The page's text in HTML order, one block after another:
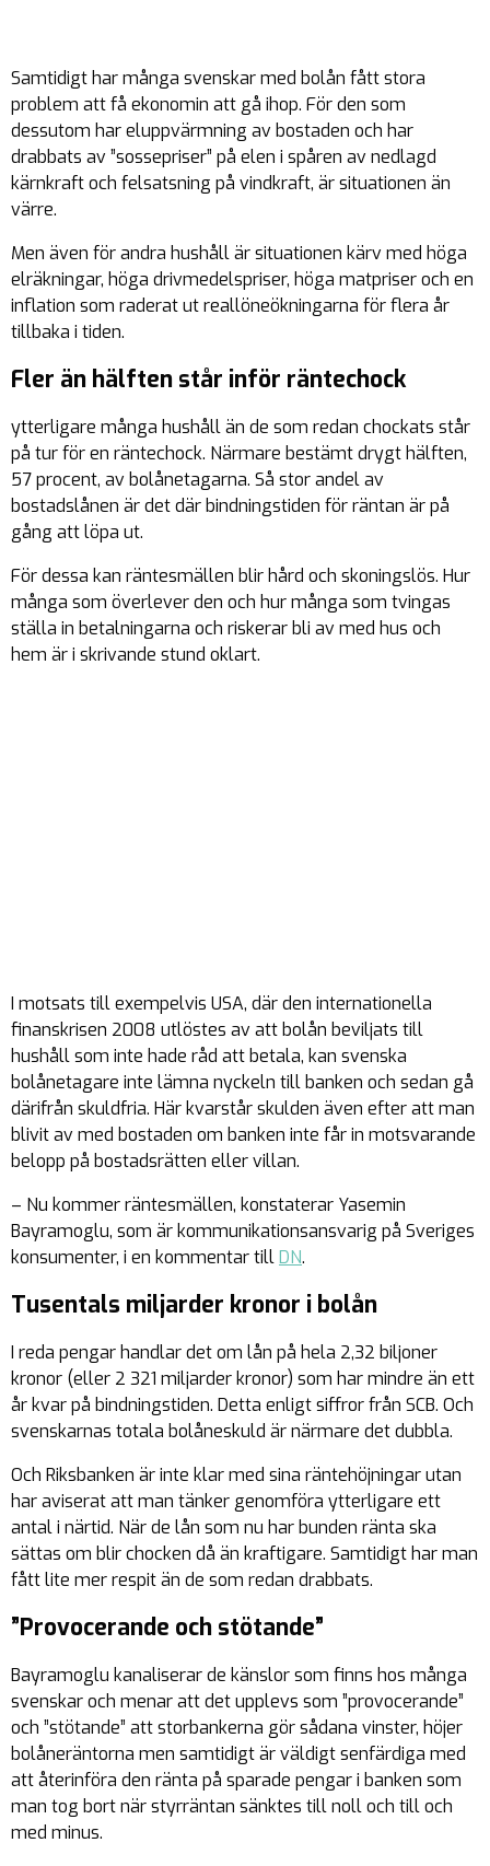
Samtidigt har många svenskar med bolån fått stora
problem att få ekonomin att gå ihop. För den som
dessutom har eluppvärmning av bostaden och har
drabbats av ”sossepriser” på elen i spåren av nedlagd
kärnkraft och felsatsning på vindkraft, är situationen än
värre.
Men även för andra hushåll är situationen kärv med höga
elräkningar, höga drivmedelspriser, höga matpriser och en
inflation som raderat ut reallöneökningarna för flera år
tillbaka i tiden.
Fler än hälften står inför räntechock
ytterligare många hushåll än de som redan chockats står
på tur för en räntechock. Närmare bestämt drygt hälften,
57 procent, av bolånetagarna. Så stor andel av
bostadslånen är det där bindningstiden för räntan är på
gång att löpa ut.
För dessa kan räntesmällen blir hård och skoningslös. Hur
många som överlever den och hur många som tvingas
ställa in betalningarna och riskerar bli av med hus och
hem är i skrivande stund oklart.
I motsats till exempelvis USA, där den internationella
finanskrisen 2008 utlöstes av att bolån beviljats till
hushåll som inte hade råd att betala, kan svenska
bolånetagare inte lämna nyckeln till banken och sedan gå
därifrån skuldfria. Här kvarstår skulden även efter att man
blivit av med bostaden om banken inte får in motsvarande
belopp på bostadsrätten eller villan.
– Nu kommer räntesmällen, konstaterar Yasemin
Bayramoglu, som är kommunikationsansvarig på Sveriges
konsumenter, i en kommentar tillDN.
Tusentals miljarder kronor i bolån
I reda pengar handlar det om lån på hela 2,32 biljoner
kronor (eller 2 321 miljarder kronor) som har mindre än ett
år kvar på bindningstiden. Detta enligt siffror från SCB. Och
svenskarnas totala bolåneskuld är närmare det dubbla.
Och Riksbanken är inte klar med sina räntehöjningar utan
har aviserat att man tänker genomföra ytterligare ett
antal i närtid. När de lån som nu har bunden ränta ska
sättas om blir chocken då än kraftigare. Samtidigt har man
fått lite mer respit än de som redan drabbats.
”Provocerande och stötande”
Bayramoglu kanaliserar de känslor som finns hos många
svenskar och menar att det upplevs som ”provocerande”
och ”stötande” att storbankerna gör sådana vinster, höjer
bolåneräntorna men samtidigt är väldigt senfärdiga med
att återinföra den ränta på sparade pengar i banken som
man tog bort när styrräntan sänktes till noll och till och
med minus.